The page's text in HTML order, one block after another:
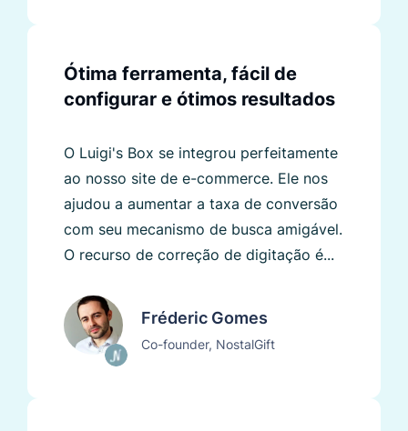
Ótima ferramenta, fácil de
configurar e ótimos resultados
O Luigi's Box se integrou perfeitamente
ao nosso site de e-commerce. Ele nos
ajudou a aumentar a taxa de conversão
com seu mecanismo de busca amigável.
O recurso de correção de digitação é...
Fréderic Gomes
Co-founder, NostalGift